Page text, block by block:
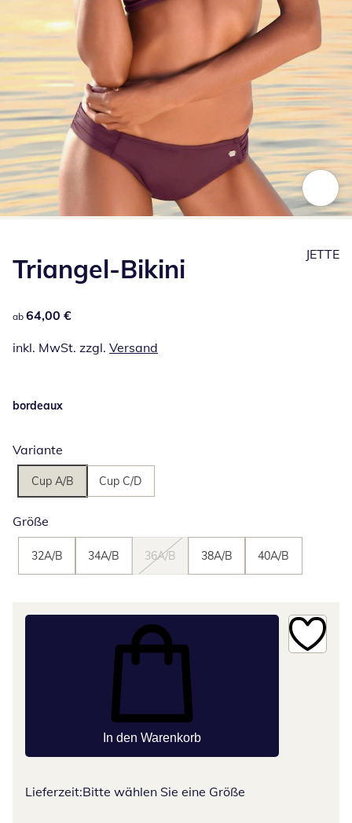
Triangel-Bikini
64,00 €
ab 64,00 €
inkl. MwSt. zzgl. Versand
JETTE
bordeaux
Variante
Cup A/B Cup C/D
Größe
32A/B 34A/B 36A/B 38A/B 40A/B
In den Warenkorb
Lieferzeit:Bitte wählen Sie eine Größe